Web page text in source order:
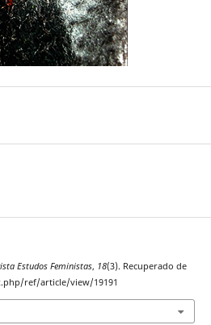
Estudos Feministas, 18(3). Recuperado de
ref/article/view/19191